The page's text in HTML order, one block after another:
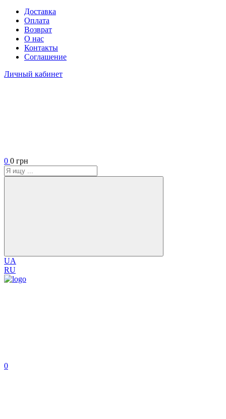
Доставка
Оплата
Возврат
О нас
Контакты
Соглашение
Личный кабинет
0 0 грн
UA
RU
0